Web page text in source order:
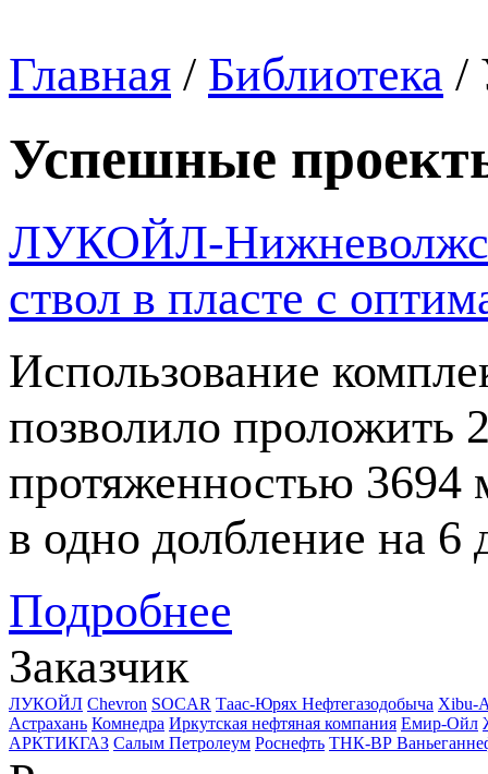
Главная / Библиотека /
Успешные
ЛУКОЙЛ-
ствол в пласте с
Использование
позволило проложить
протяженностью 3694
в одно долбление на 6
Подробнее
Заказчик
ЛУКОЙЛ Chevron SOCAR Таас-Юрях Нефтегазодобыча Xibu-
Астрахань Комнедра Иркутская нефтяная компания Емир-Ойл
АРКТИКГАЗ Салым Петролеум Роснефть ТНК-ВР